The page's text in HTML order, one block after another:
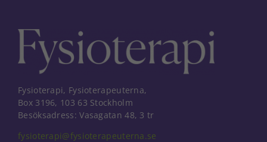
Fysioterapi, Fysioterapeuterna,
Box 3196, 103 63 Stockholm
Besöksadress: Vasagatan 48, 3 tr
fysioterapi@fysioterapeuterna.se